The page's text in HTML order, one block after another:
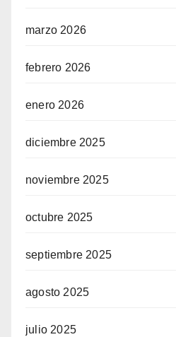
marzo 2026
febrero 2026
enero 2026
diciembre 2025
noviembre 2025
octubre 2025
septiembre 2025
agosto 2025
julio 2025